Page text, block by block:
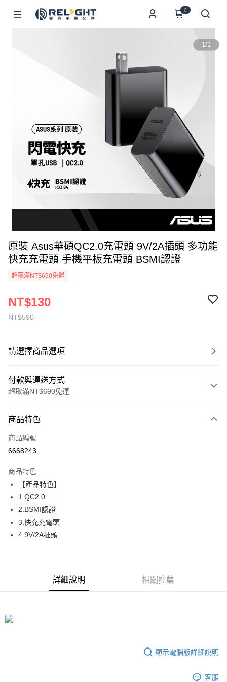
0
1/1
原裝 Asus華碩QC2.0充電頭 9V/2A插頭 多功能
快充充電頭 手機平板充電頭 BSMI認證
超取滿NT$690免運
NT$590
NT$130
請選擇商品選項
付款與運送方式
超取滿NT$690免運
信用卡一次付款
超商取貨付款
Apple Pay
街口支付
悠遊付
ATM付款
每筆NT$65，滿NT$690(含以上)免運費
商品特色
商品編號
6668243
商品特色
【產品特色】
1.QC2.0
2.BSMI認證
3.快充充電頭
4.9V/2A插頭
詳細說明 相關推薦
顯示電腦版詳細說明
客服